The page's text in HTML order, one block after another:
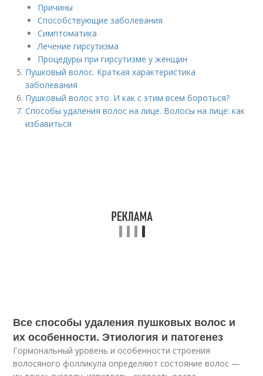
Причины
Способствующие заболевания
Симптоматика
Лечение гирсутизма
Процедуры при гирсутизме у женщин
Пушковый волос. Краткая характеристика
заболевания
Пушковый волос это. И как с этим всем бороться?
Способы удаления волос на лице. Волосы на лице: как
избавиться
Все способы удаления пушковых волос и
их особенности. Этиология и патогенез
Гормональный уровень и особенности строения
волосяного фолликула определяют состояние волос —